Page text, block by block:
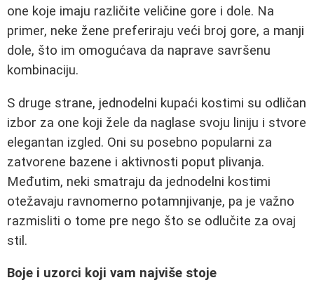
one koje imaju različite veličine gore i dole. Na
primer, neke žene preferiraju veći broj gore, a manji
dole, što im omogućava da naprave savršenu
kombinaciju.
S druge strane, jednodelni kupaći kostimi su odličan
izbor za one koji žele da naglase svoju liniju i stvore
elegantan izgled. Oni su posebno popularni za
zatvorene bazene i aktivnosti poput plivanja.
Međutim, neki smatraju da jednodelni kostimi
otežavaju ravnomerno potamnjivanje, pa je važno
razmisliti o tome pre nego što se odlučite za ovaj
stil.
Boje i uzorci koji vam najviše stoje